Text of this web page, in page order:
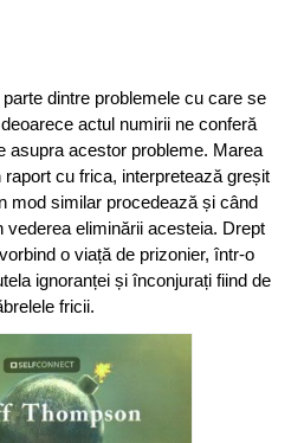
dintre problemele cu care se
actul numirii ne conferă
asupra acestor probleme. Marea
cu frica, interpretează greșit
mod similar procedează și când
eliminării acesteia. Drept
o viață de prizonier, într-o
ignoranței și înconjurați fiind de
fricii.